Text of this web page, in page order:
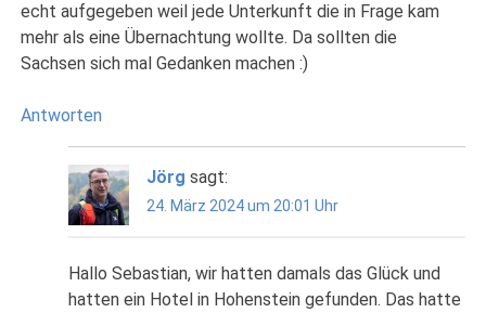
echt aufgegeben weil jede Unterkunft die in Frage kam
mehr als eine Übernachtung wollte. Da sollten die
Sachsen sich mal Gedanken machen :)
Antworten
Jörg sagt:
24. März 2024 um 20:01 Uhr
Hallo Sebastian, wir hatten damals das Glück und
hatten ein Hotel in Hohenstein gefunden. Das hatte